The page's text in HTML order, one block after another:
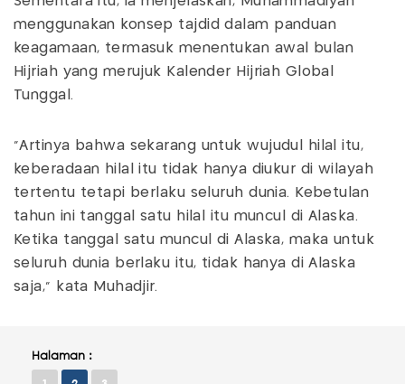
menggunakan konsep tajdid dalam panduan
keagamaan, termasuk menentukan awal bulan
Hijriah yang merujuk Kalender Hijriah Global
Tunggal.
"Artinya bahwa sekarang untuk wujudul hilal itu,
keberadaan hilal itu tidak hanya diukur di wilayah
tertentu tetapi berlaku seluruh dunia. Kebetulan
tahun ini tanggal satu hilal itu muncul di Alaska.
Ketika tanggal satu muncul di Alaska, maka untuk
seluruh dunia berlaku itu, tidak hanya di Alaska
saja," kata Muhadjir.
Halaman :